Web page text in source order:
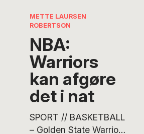
METTE LAURSEN
ROBERTSON
NBA:
Warriors
kan afgøre
det i nat
SPORT // BASKETBALL
– Golden State Warriors